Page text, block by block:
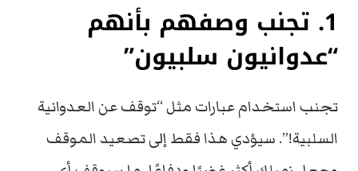
1. تجنب وصفهم بأنهم
“عدوانيون سلبيون”
تجنب استخدام عبارات مثل “توقف عن العدوانية
السلبية!”. سيؤدي هذا فقط إلى تصعيد الموقف